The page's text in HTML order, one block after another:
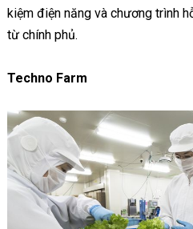
kiệm điện năng và chương trình
từ chính phủ.
Techno Farm